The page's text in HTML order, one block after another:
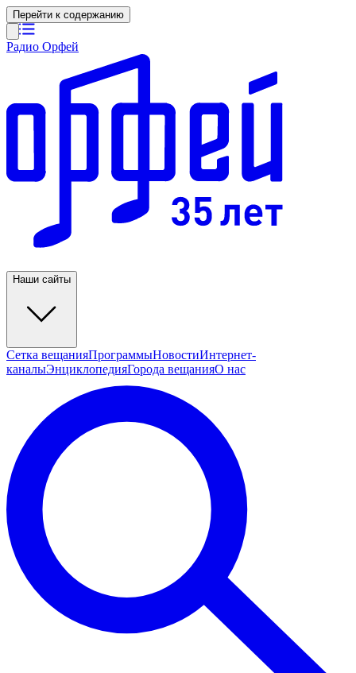
Перейти к содержанию
Радио Орфей
Наши сайты
Сетка вещанияПрограммыНовостиИнтернет-
каналыЭнциклопедияГорода вещанияО нас